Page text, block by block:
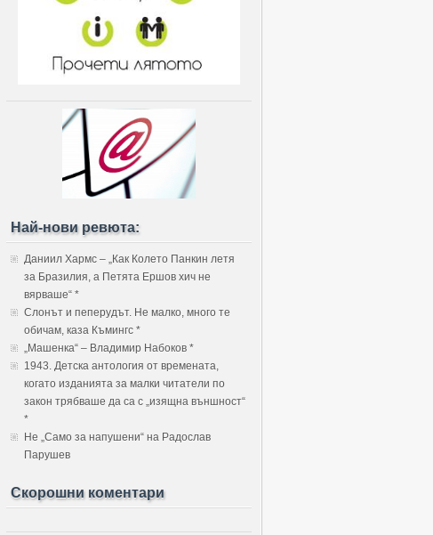
Най-нови ревюта:
Даниил Хармс – „Как Колето Панкин летя
за Бразилия, а Петята Ершов хич не
вярваше“ *
Слонът и пеперудът. Не малко, много те
обичам, каза Къмингс *
„Машенка“ – Владимир Набоков *
1943. Детска антология от времената,
когато изданията за малки читатели по
закон трябваше да са с „изящна външност“
*
Не „Само за напушени“ на Радослав
Парушев
Скорошни коментари